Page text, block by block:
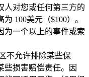
人对您或任何第三方的
100美元（$100）。
为一个以上的事件或索
不允许排除某些保
些损害赔偿责任。因